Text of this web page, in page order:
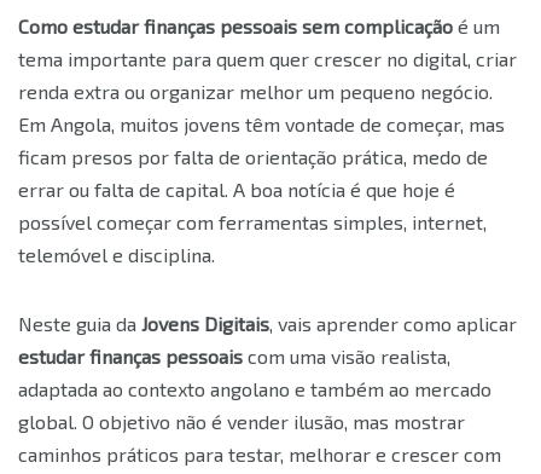
Como estudar finanças pessoais sem complicação é um
tema importante para quem quer crescer no digital, criar
renda extra ou organizar melhor um pequeno negócio.
Em Angola, muitos jovens têm vontade de começar, mas
ficam presos por falta de orientação prática, medo de
errar ou falta de capital. A boa notícia é que hoje é
possível começar com ferramentas simples, internet,
telemóvel e disciplina.
Neste guia da Jovens Digitais, vais aprender como aplicar
estudar finanças pessoais com uma visão realista,
adaptada ao contexto angolano e também ao mercado
global. O objetivo não é vender ilusão, mas mostrar
caminhos práticos para testar, melhorar e crescer com